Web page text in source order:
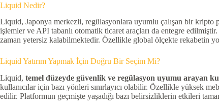
Liquid Nedir?
Liquid, Japonya merkezli, regülasyonlara uyumlu çalışan bir kripto
işlemler ve API tabanlı otomatik ticaret araçları da entegre
zaman yetersiz kalabilmektedir. Özellikle global ölçekte rekabetin
Liquid Yatırım Yapmak İçin Doğru Bir Seçim Mi?
Liquid, temel düzeyde güvenlik ve regülasyon uyumu arayan
kullanıcılar için bazı yönleri sınırlayıcı olabilir. Özellikle yüksek
edilir. Platformun geçmişte yaşadığı bazı belirsizliklerin etkileri